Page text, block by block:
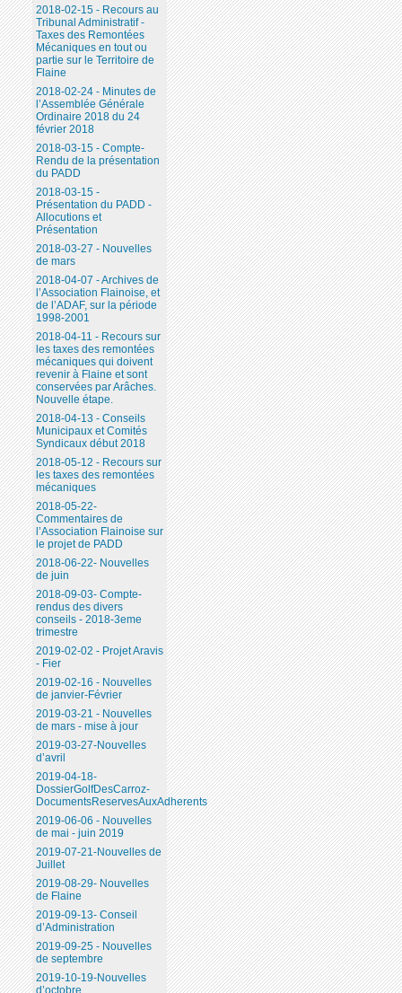
2018-02-15 - Recours au
Tribunal Administratif -
Taxes des Remontées
Mécaniques en tout ou
partie sur le Territoire de
Flaine
2018-02-24 - Minutes de
l’Assemblée Générale
Ordinaire 2018 du 24
février 2018
2018-03-15 - Compte-
Rendu de la présentation
du PADD
2018-03-15 -
Présentation du PADD -
Allocutions et
Présentation
2018-03-27 - Nouvelles
de mars
2018-04-07 - Archives de
l’Association Flainoise, et
de l’ADAF, sur la période
1998-2001
2018-04-11 - Recours sur
les taxes des remontées
mécaniques qui doivent
revenir à Flaine et sont
conservées par Arâches.
Nouvelle étape.
2018-04-13 - Conseils
Municipaux et Comités
Syndicaux début 2018
2018-05-12 - Recours sur
les taxes des remontées
mécaniques
2018-05-22-
Commentaires de
l’Association Flainoise sur
le projet de PADD
2018-06-22- Nouvelles
de juin
2018-09-03- Compte-
rendus des divers
conseils - 2018-3eme
trimestre
2019-02-02 - Projet Aravis
- Fier
2019-02-16 - Nouvelles
de janvier-Février
2019-03-21 - Nouvelles
de mars - mise à jour
2019-03-27-Nouvelles
d’avril
2019-04-18-
DossierGolfDesCarroz-
DocumentsReservesAuxAdherents
2019-06-06 - Nouvelles
de mai - juin 2019
2019-07-21-Nouvelles de
Juillet
2019-08-29- Nouvelles
de Flaine
2019-09-13- Conseil
d’Administration
2019-09-25 - Nouvelles
de septembre
2019-10-19-Nouvelles